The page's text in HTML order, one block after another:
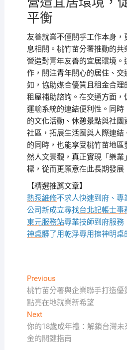
平衡
友善就業不僅關乎工作本身，
息相關。桃竹苗分署推動的
營造對青年友善的宜居環境
作，關注青年關心的居住、交
如，協助媒合優質且租金合理
租屋補助諮詢。在交通方面，
運輸系統的連結便利性。同時
的文化活動、休憩景點與社
社區，拓展生活圈與人際連結
的同時，也能享受桃竹苗地區
然人文景觀，真正實現「樂業
標，從而更願意在此長期發展
【精選推薦文章】
熱泵維修不求人快速到府、專
公司新成立尋找台北記帳士事
東元服務站專業技師到府服務
神桌髒了用乾淨專用擦神明桌
文
章
導
覽
PreviousPrevious
post:
桃竹苗分署與企業聯手打造優
點亮在地就業新希望
NextNext
post:
你的18歲成年禮：解鎖台灣
金的關鍵指南